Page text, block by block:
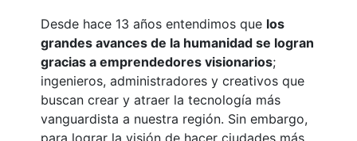
Desde hace 13 años entendimos que los
grandes avances de la humanidad se logran
gracias a emprendedores visionarios;
ingenieros, administradores y creativos que
buscan crear y atraer la tecnología más
vanguardista a nuestra región. Sin embargo,
para lograr la visión de hacer ciudades más